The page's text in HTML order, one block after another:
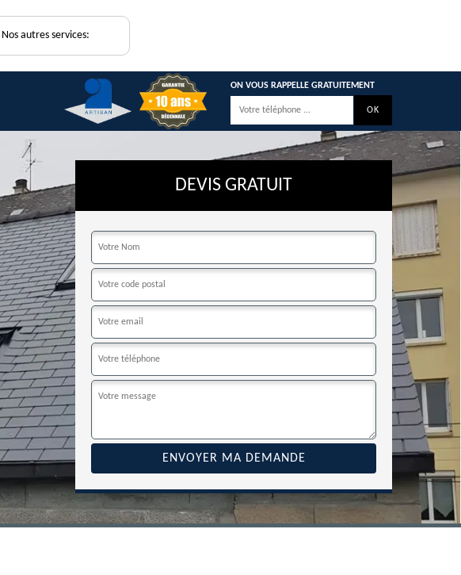
Nos autres services:
ON VOUS RAPPELLE GRATUITEMENT
DEVIS GRATUIT